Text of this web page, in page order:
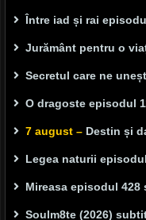
Între iad și rai
Jurământ pentru o
Secretul care ne
O dragoste episodul
7 august – Destin și
Legea naturii
Mireasa episodul 428
Soulm8te (2026)